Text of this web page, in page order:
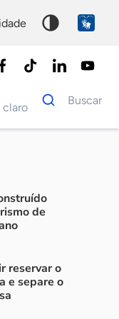
claro
Dados
para
Buscar
de
reservar o
e separe o